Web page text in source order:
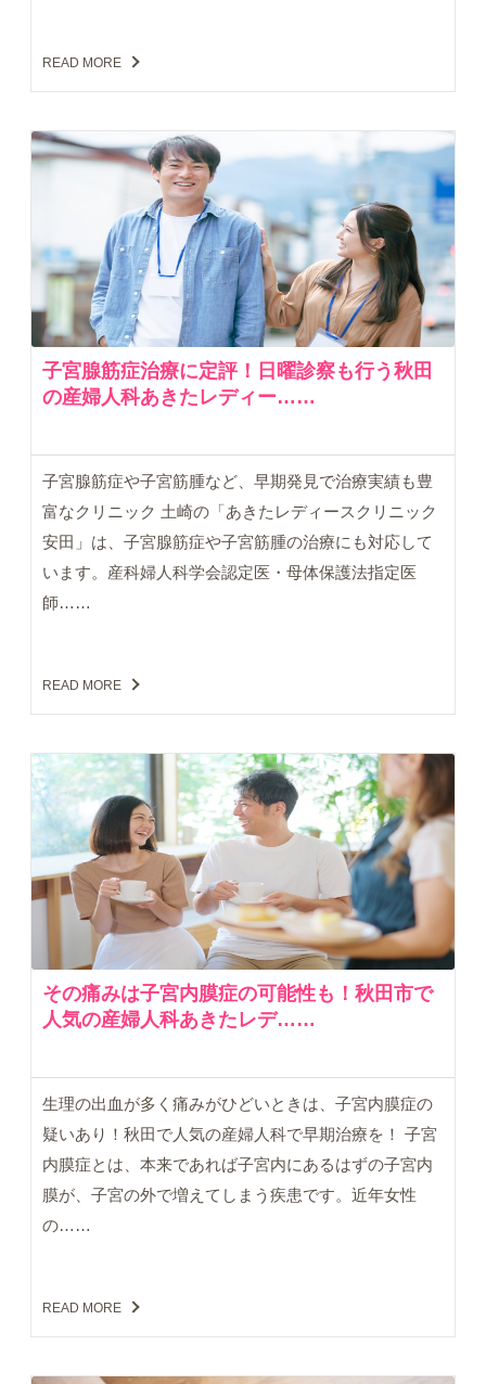
READ MORE
子宮腺筋症治療に定評！日曜診察も行う秋田
の産婦人科あきたレディー……
子宮腺筋症や子宮筋腫など、早期発見で治療実績も豊
富なクリニック 土崎の「あきたレディースクリニック
安田」は、子宮腺筋症や子宮筋腫の治療にも対応して
います。産科婦人科学会認定医・母体保護法指定医
師……
READ MORE
その痛みは子宮内膜症の可能性も！秋田市で
人気の産婦人科あきたレデ……
生理の出血が多く痛みがひどいときは、子宮内膜症の
疑いあり！秋田で人気の産婦人科で早期治療を！ 子宮
内膜症とは、本来であれば子宮内にあるはずの子宮内
膜が、子宮の外で増えてしまう疾患です。近年女性
の……
READ MORE